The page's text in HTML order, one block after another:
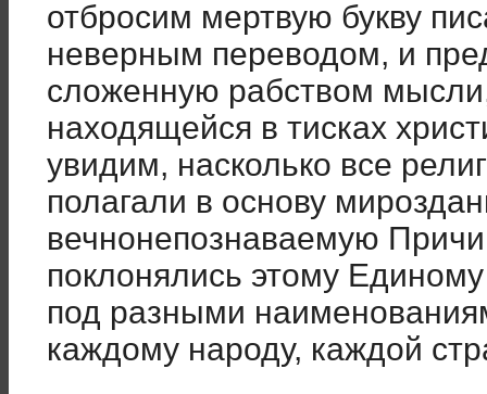
отбросим мертвую букву
неверным переводом, и
сложенную рабством
находящейся в тисках
увидим, насколько все
полагали в основу
вечнонепознаваемую
поклонялись этому
под разными
каждому народу, каждой